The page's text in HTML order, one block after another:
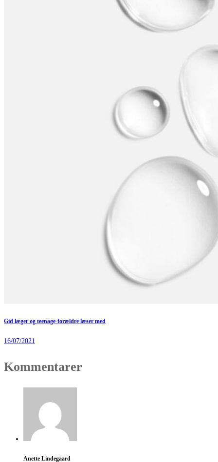
Gid læger og teenage-forældre læser med
16/07/2021
Kommentarer
Anette Lindegaard